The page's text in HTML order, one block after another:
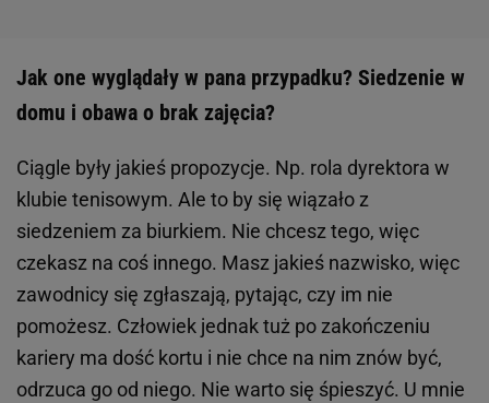
Jak one wyglądały w pana przypadku? Siedzenie w
domu i obawa o brak zajęcia?
Ciągle były jakieś propozycje. Np. rola dyrektora w
klubie tenisowym. Ale to by się wiązało z
siedzeniem za biurkiem. Nie chcesz tego, więc
czekasz na coś innego. Masz jakieś nazwisko, więc
zawodnicy się zgłaszają, pytając, czy im nie
pomożesz. Człowiek jednak tuż po zakończeniu
kariery ma dość kortu i nie chce na nim znów być,
odrzuca go od niego. Nie warto się śpieszyć. U mnie